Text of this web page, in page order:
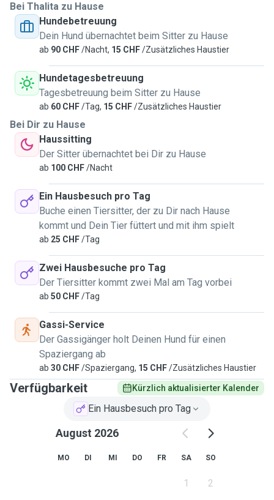
Bei Thalita zu Hause
Hundebetreuung
Dein Hund übernachtet beim Sitter zu Hause
ab 90 CHF/Nacht, 15 CHF/Zusätzliches Haustier
Hundetagesbetreuung
Tagesbetreuung beim Sitter zu Hause
ab 60 CHF/Tag, 15 CHF/Zusätzliches Haustier
Bei Dir zu Hause
Haussitting
Der Sitter übernachtet bei Dir zu Hause
ab 100 CHF/Nacht
Ein Hausbesuch pro Tag
Buche einen Tiersitter, der zu Dir nach Hause
kommt und Dein Tier füttert und mit ihm spielt
ab 25 CHF/Tag
Zwei Hausbesuche pro Tag
Der Tiersitter kommt zwei Mal am Tag vorbei
ab 50 CHF/Tag
Gassi-Service
Der Gassigänger holt Deinen Hund für einen
Spaziergang ab
ab 30 CHF/Spaziergang, 15 CHF/Zusätzliches Haustier
Verfügbarkeit Kürzlich aktualisierter Kalender
Ein Hausbesuch pro Tag
August 2026
MO DI MI DO FR SA SO
1 2